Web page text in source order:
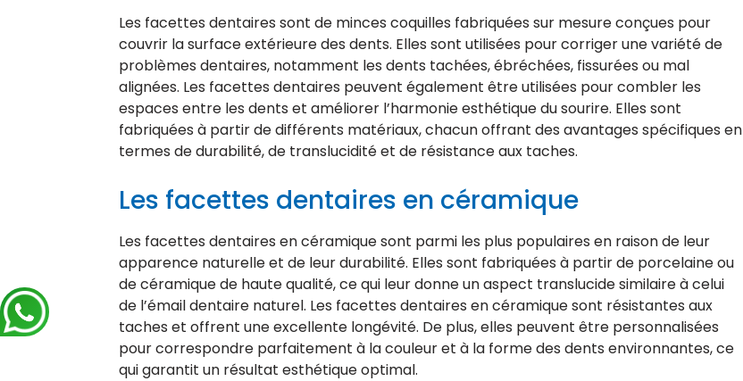
Les facettes dentaires sont de minces coquilles fabriquées sur mesure conçues pour
couvrir la surface extérieure des dents. Elles sont utilisées pour corriger une variété de
problèmes dentaires, notamment les dents tachées, ébréchées, fissurées ou mal
alignées. Les facettes dentaires peuvent également être utilisées pour combler les
espaces entre les dents et améliorer l’harmonie esthétique du sourire. Elles sont
fabriquées à partir de différents matériaux, chacun offrant des avantages spécifiques en
termes de durabilité, de translucidité et de résistance aux taches.
Les facettes dentaires en céramique
Les facettes dentaires en céramique sont parmi les plus populaires en raison de leur
apparence naturelle et de leur durabilité. Elles sont fabriquées à partir de porcelaine ou
de céramique de haute qualité, ce qui leur donne un aspect translucide similaire à celui
de l’émail dentaire naturel. Les facettes dentaires en céramique sont résistantes aux
taches et offrent une excellente longévité. De plus, elles peuvent être personnalisées
pour correspondre parfaitement à la couleur et à la forme des dents environnantes, ce
qui garantit un résultat esthétique optimal.